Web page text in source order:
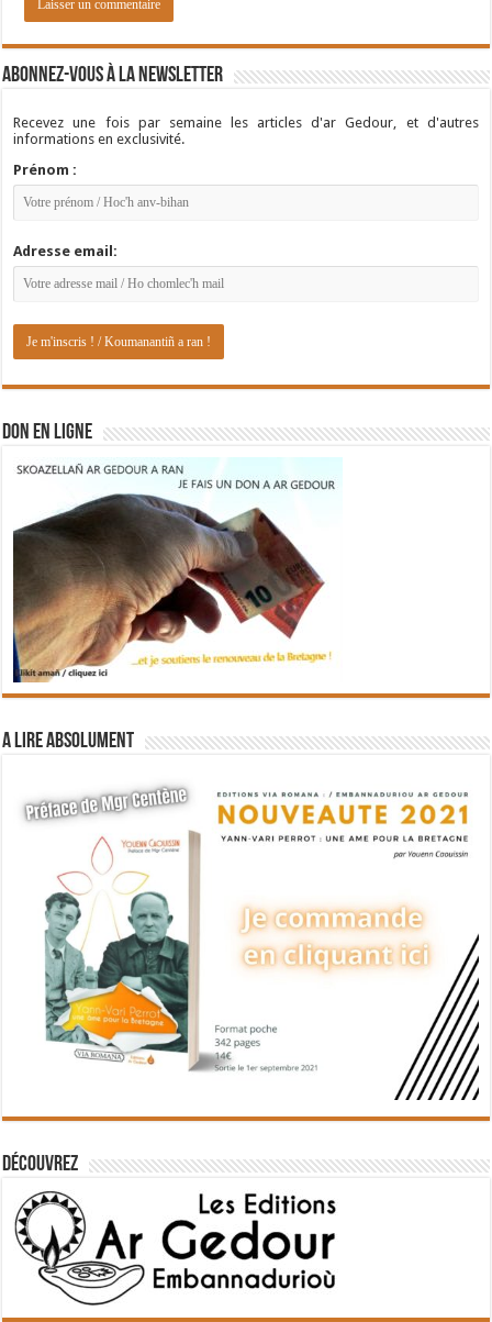
Abonnez-vous à la newsletter
Recevez une fois par semaine les articles d'ar Gedour, et d'autres
informations en exclusivité.
Prénom :
Adresse email:
DON EN LIGNE
A lire absolument
Découvrez